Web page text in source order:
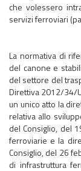
che volessero
servizi ferroviari
La normativa di
del canone e
del settore del
Direttiva 2012/34/
un unico atto la
relativa allo
del Consiglio, del
ferroviarie e la
Consiglio, del 26
di infrastruttura